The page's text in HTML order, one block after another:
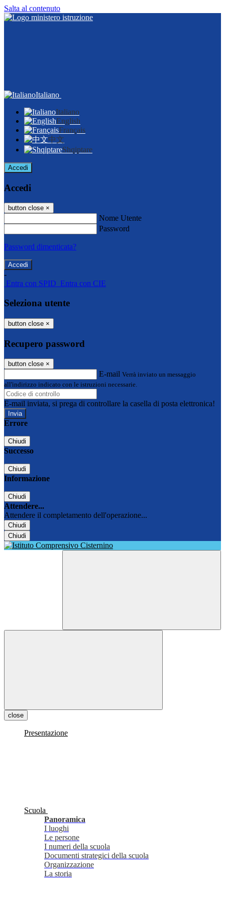
Salta al contenuto
Italiano
Italiano
English
Français
中文
Shqiptare
Accedi
Accedi
button close ×
Nome Utente
Password
Password dimenticata?
-
Entra con SPID Entra con CIE
Seleziona utente
button close ×
Recupero password
button close ×
E-mail Verrà inviato un messaggio
all'indirizzo indicato con le istruzioni necessarie.
E-mail inviata, si prega di controllare la casella di posta elettronica!
Errore
Chiudi
Successo
Chiudi
Informazione
Chiudi
Attendere...
Attendere il completamento dell'operazione...
Chiudi
Chiudi
close
Presentazione
Scuola
Panoramica
I luoghi
Le persone
I numeri della scuola
Documenti strategici della scuola
Organizzazione
La storia